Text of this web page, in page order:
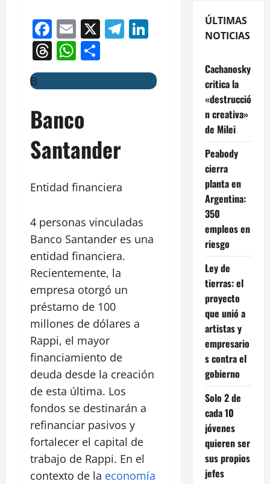
Facebook
Email
X Telegram
LinkedIn
Threads
WhatsApp
B
Banco
Santander
Entidad financiera
4 personas vinculadas
Banco Santander es una
entidad financiera.
Recientemente, la
empresa otorgó un
préstamo de 100
millones de dólares a
Rappi, el mayor
financiamiento de
deuda desde la creación
de esta última. Los
fondos se destinarán a
refinanciar pasivos y
fortalecer el capital de
trabajo de Rappi. En el
contexto de la economía
ÚLTIMAS
NOTICIAS
Cachanosky
critica la
«destrucció
n creativa»
de Milei
Peabody
cierra
planta en
Argentina:
350
empleos en
riesgo
Ley de
tierras: el
proyecto
que unió a
artistas y
empresario
s contra el
gobierno
Solo 2 de
cada 10
jóvenes
quieren ser
sus propios
jefes